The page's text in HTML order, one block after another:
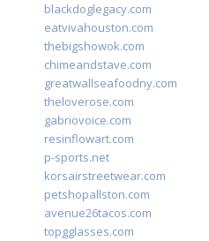
blackdoglegacy.com
eatvivahouston.com
thebigshowok.com
chimeandstave.com
greatwallseafoodny.com
theloverose.com
gabriovoice.com
resinflowart.com
p-sports.net
korsairstreetwear.com
petshopallston.com
avenue26tacos.com
topgglasses.com